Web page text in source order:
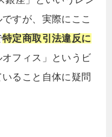
すが、実際にここ
特定商取引法違反に
フィス」というビ
ること自体に疑問